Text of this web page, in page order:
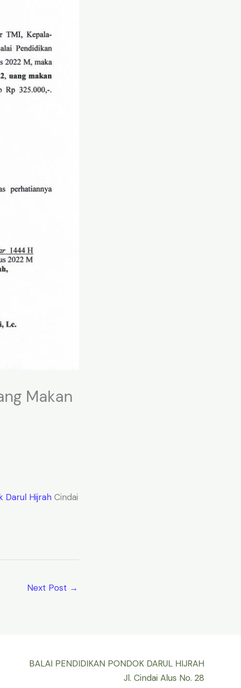
Makan
Darul Hijrah Cindai
Next Post →
BALAI PENDIDIKAN PONDOK DARUL HIJRAH
Jl. Cindai Alus No. 28